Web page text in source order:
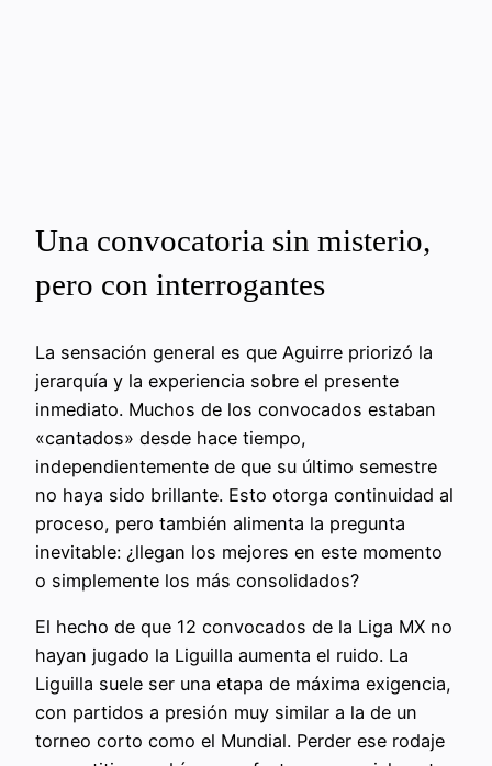
Una convocatoria sin misterio,
pero con interrogantes
La sensación general es que Aguirre priorizó la
jerarquía y la experiencia sobre el presente
inmediato. Muchos de los convocados estaban
«cantados» desde hace tiempo,
independientemente de que su último semestre
no haya sido brillante. Esto otorga continuidad al
proceso, pero también alimenta la pregunta
inevitable: ¿llegan los mejores en este momento
o simplemente los más consolidados?
El hecho de que 12 convocados de la Liga MX no
hayan jugado la Liguilla aumenta el ruido. La
Liguilla suele ser una etapa de máxima exigencia,
con partidos a presión muy similar a la de un
torneo corto como el Mundial. Perder ese rodaje